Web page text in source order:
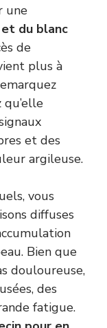
une
du blanc
de
plus à
et des
argileuse.
vous
diffuses
Bien que
douloureuse,
des
fatigue.